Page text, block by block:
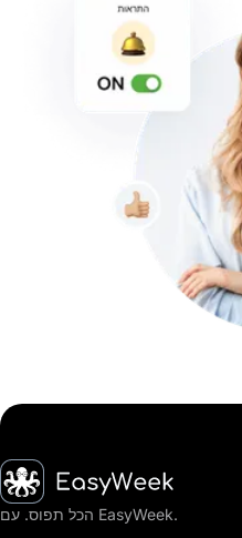
דף הבית
הכל תפוס. עם EasyWeek.